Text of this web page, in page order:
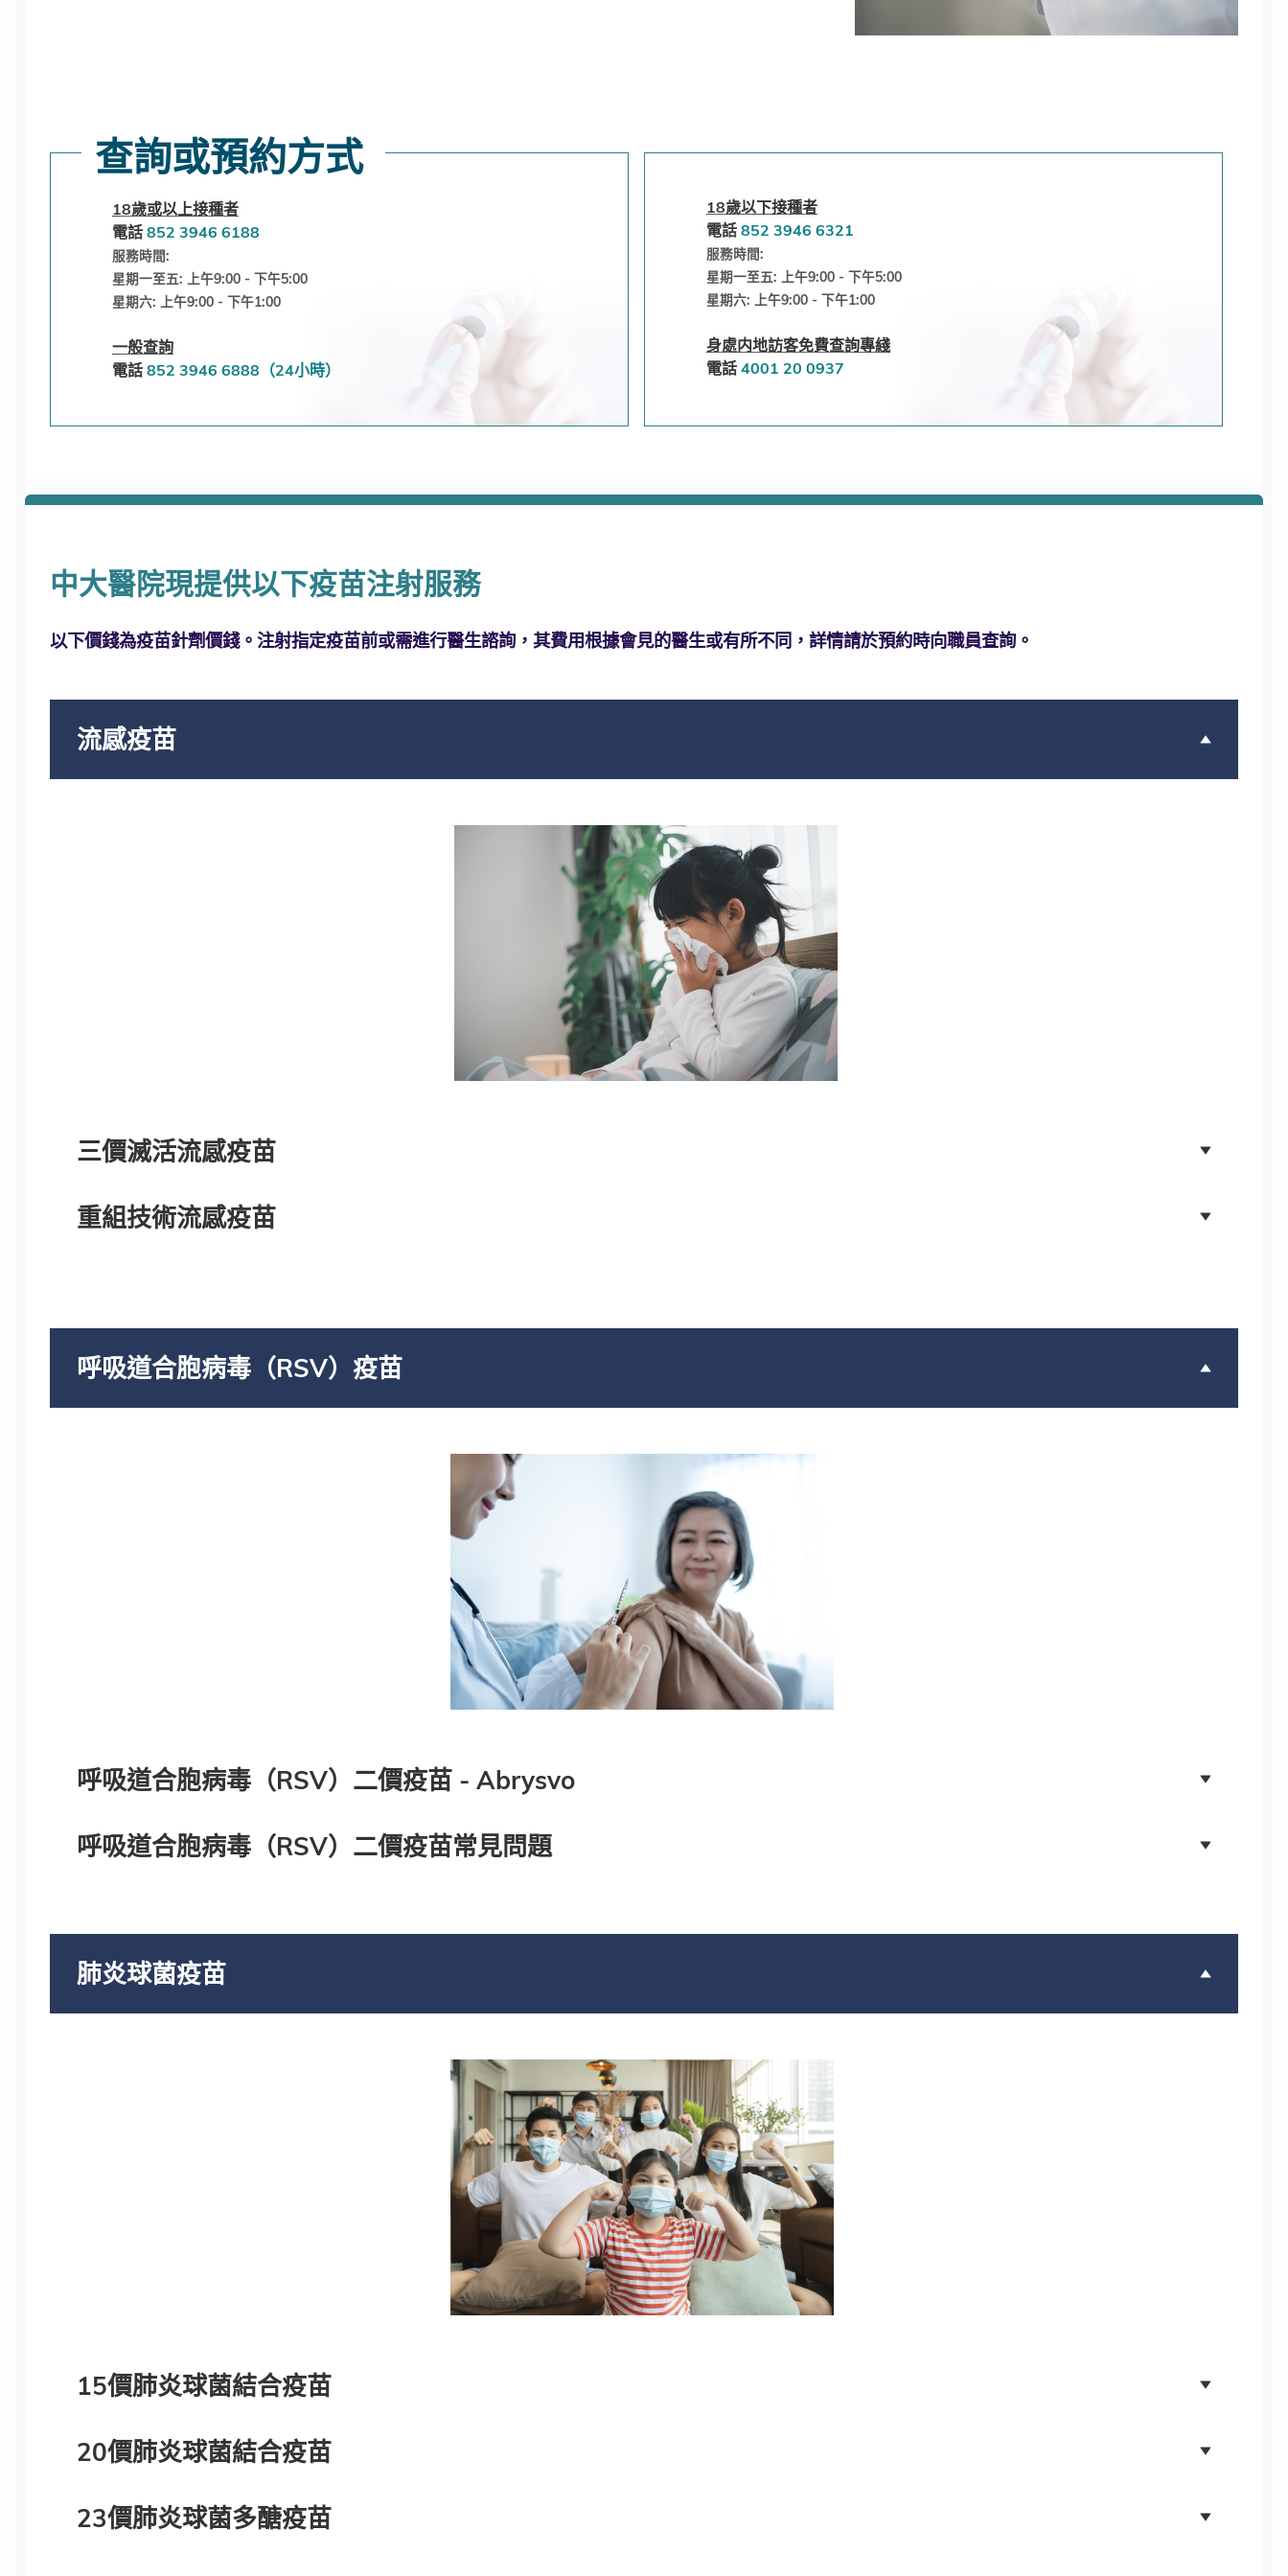
查詢或預約方式
18歲或以上接種者
電話 852 3946 6188
服務時間:
星期一至五: 上午9:00 - 下午5:00
星期六: 上午9:00 - 下午1:00
一般查詢
電話 852 3946 6888 （24小時）
18歲以下接種者
電話 852 3946 6321
服務時間:
星期一至五: 上午9:00 - 下午5:00
星期六: 上午9:00 - 下午1:00
身處内地訪客免費查詢專綫
電話 4001 20 0937
中大醫院現提供以下疫苗注射服務
以下價錢為疫苗針劑價錢。注射指定疫苗前或需進行醫生諮詢，其費用根據會見的醫生或有所不同，詳情請於預約時向職員查詢。
流感疫苗
三價滅活流感疫苗
重組技術流感疫苗
呼吸道合胞病毒（RSV）疫苗
呼吸道合胞病毒（RSV）二價疫苗 - Abrysvo
呼吸道合胞病毒（RSV）二價疫苗常見問題
肺炎球菌疫苗
15價肺炎球菌結合疫苗
20價肺炎球菌結合疫苗
23價肺炎球菌多醣疫苗